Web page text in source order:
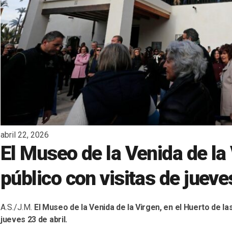
abril 22, 2026
El Museo de la Venida de
público con visitas de
A.S./J.M. El Museo de la Venida de la Virgen, en el Huerto de
jueves 23 de abril.